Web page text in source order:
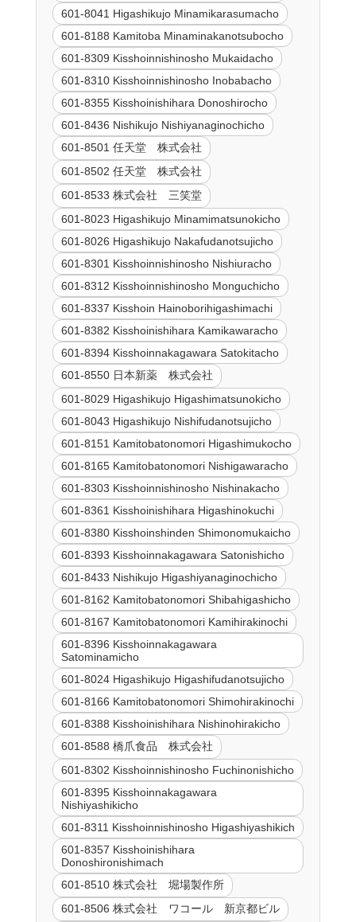
601-8041 Higashikujo Minamikarasumacho
601-8188 Kamitoba Minaminakanotsubocho
601-8309 Kisshoinnishinosho Mukaidacho
601-8310 Kisshoinnishinosho Inobabacho
601-8355 Kisshoinishihara Donoshirocho
601-8436 Nishikujo Nishiyanaginochicho
601-8501 任天堂 株式会社
601-8502 任天堂 株式会社
601-8533 株式会社 三笑堂
601-8023 Higashikujo Minamimatsunokicho
601-8026 Higashikujo Nakafudanotsujicho
601-8301 Kisshoinnishinosho Nishiuracho
601-8312 Kisshoinnishinosho Monguchicho
601-8337 Kisshoin Hainoborihigashimachi
601-8382 Kisshoinishihara Kamikawaracho
601-8394 Kisshoinnakagawara Satokitacho
601-8550 日本新薬 株式会社
601-8029 Higashikujo Higashimatsunokicho
601-8043 Higashikujo Nishifudanotsujicho
601-8151 Kamitobatonomori Higashimukocho
601-8165 Kamitobatonomori Nishigawaracho
601-8303 Kisshoinnishinosho Nishinakacho
601-8361 Kisshoinishihara Higashinokuchi
601-8380 Kisshoinshinden Shimonomukaicho
601-8393 Kisshoinnakagawara Satonishicho
601-8433 Nishikujo Higashiyanaginochicho
601-8162 Kamitobatonomori Shibahigashicho
601-8167 Kamitobatonomori Kamihirakinochi
601-8396 Kisshoinnakagawara
Satominamicho
601-8024 Higashikujo Higashifudanotsujicho
601-8166 Kamitobatonomori Shimohirakinochi
601-8388 Kisshoinishihara Nishinohirakicho
601-8588 橋爪食品 株式会社
601-8302 Kisshoinnishinosho Fuchinonishicho
601-8395 Kisshoinnakagawara
Nishiyashikicho
601-8311 Kisshoinnishinosho Higashiyashikich
601-8357 Kisshoinishihara
Donoshironishimach
601-8510 株式会社 堀場製作所
601-8506 株式会社 ワコール 新京都ビル